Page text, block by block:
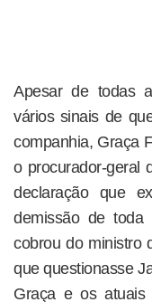
Apesar de todas
vários sinais de
companhia, Graça
o procurador-geral
declaração que
demissão de toda
cobrou do ministro
que questionasse
Graça e os atuais